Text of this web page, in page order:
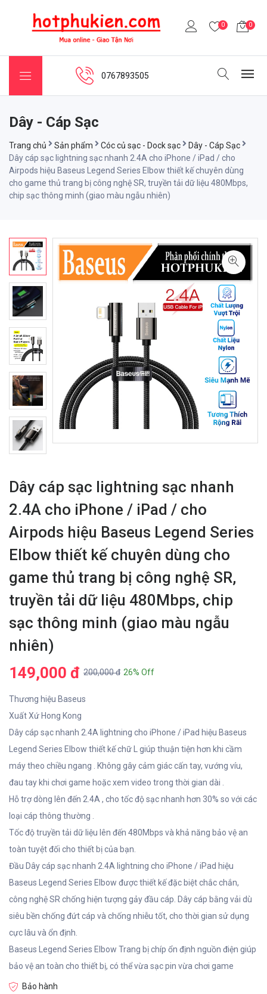
0 0
0767893505
Dây - Cáp Sạc
Trang chủ Sản phẩm Cóc củ sạc - Dock sạc
Dây - Cáp Sạc
Dây cáp sạc lightning sạc nhanh 2.4A cho iPhone / iPad / cho
Airpods hiệu Baseus Legend Series Elbow thiết kế chuyên dùng
cho game thủ trang bị công nghệ SR, truyền tải dữ liệu 480Mbps,
chip sạc thông minh (giao màu ngẫu nhiên)
Dây cáp sạc lightning sạc nhanh
2.4A cho iPhone / iPad / cho
Airpods hiệu Baseus Legend Series
Elbow thiết kế chuyên dùng cho
game thủ trang bị công nghệ SR,
truyền tải dữ liệu 480Mbps, chip
sạc thông minh (giao màu ngẫu
nhiên)
149,000 đ 200,000 đ 26% Off
Thương hiệu Baseus
Xuất Xứ Hong Kong
Dây cáp sạc nhanh 2.4A lightning cho iPhone / iPad hiệu Baseus
Legend Series Elbow thiết kế chữ L giúp thuận tiện hơn khi cầm
máy theo chiều ngang . Không gây cảm giác cấn tay, vướng víu,
đau tay khi chơi game hoặc xem video trong thời gian dài .
Hỗ trợ dòng lên đến 2.4A , cho tốc độ sạc nhanh hơn 30% so với các
loại cáp thông thường .
Tốc độ truyền tải dữ liệu lên đến 480Mbps và khả năng bảo vệ an
toàn tuyệt đối cho thiết bị của bạn.
Đầu Dây cáp sạc nhanh 2.4A lightning cho iPhone / iPad hiệu
Baseus Legend Series Elbow được thiết kế đặc biệt chắc chắn,
công nghệ SR chống hiện tượng gảy đầu cáp. Dây cáp bằng vải dù
siêu bền chống đứt cáp và chống nhiễu tốt, cho thời gian sử dụng
cực lâu và ổn định.
Baseus Legend Series Elbow Trang bị chíp ổn định nguồn điện giúp
bảo vệ an toàn cho thiết bị, có thể vừa sạc pin vừa chơi game
Bảo hành